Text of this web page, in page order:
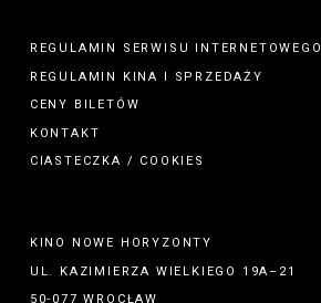
REGULAMIN SERWISU INTERNETOWEGO
REGULAMIN KINA I
SPRZEDAŻY
CENY BILETÓW
KONTAKT
CIASTECZKA / COOKIES
KINO NOWE HORYZONTY
UL. KAZIMIERZA WIELKIEGO 19A–21
50-077 WROCŁAW